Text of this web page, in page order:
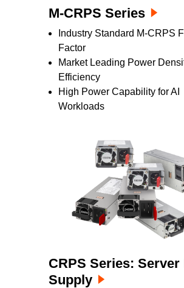
M-CRPS Series
Industry Standard M-CRPS
Factor
Market Leading Power
Efficiency
High Power Capability for AI
Workloads
CRPS Series: Server
Supply